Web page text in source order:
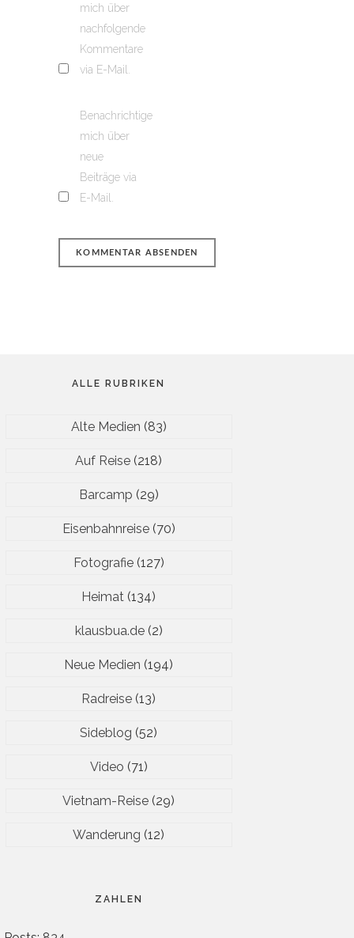
mich über
nachfolgende
Kommentare
via E-Mail.
Benachrichtige
mich über
neue
Beiträge via
E-Mail.
ALLE RUBRIKEN
Alte Medien (83)
Auf Reise (218)
Barcamp (29)
Eisenbahnreise(70)
Fotografie(127)
Heimat (134)
klausbua.de(2)
Neue Medien (194)
Radreise (13)
Sideblog (52)
Video (71)
Vietnam-Reise (29)
Wanderung (12)
ZAHLEN